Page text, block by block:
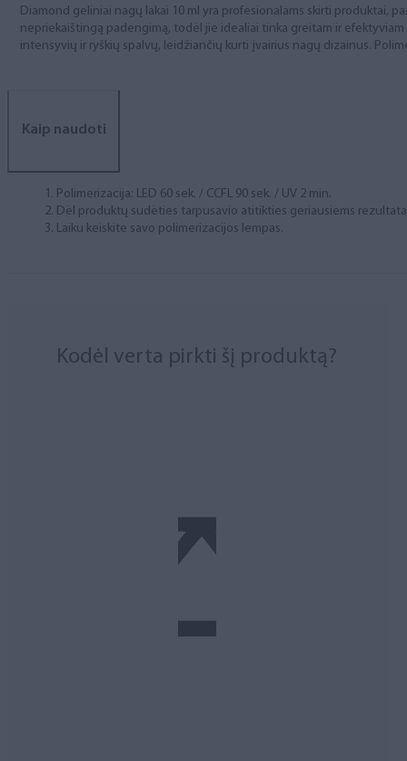
Diamond geliniai nagų lakai 10 ml yra profesionalams skirti produktai,
nepriekaištingą padengimą, todėl jie idealiai tinka greitam ir
intensyvių ir ryškių spalvų, leidžiančių kurti įvairius nagų dizainus.
Kaip naudoti
Polimerizacija: LED 60 sek. / CCFL 90 sek. / UV 2 min.
Dėl produktų sudėties tarpusavio atitikties geriausiems
Laiku keiskite savo polimerizacijos lempas.
Kodėl verta pirkti šį produktą?